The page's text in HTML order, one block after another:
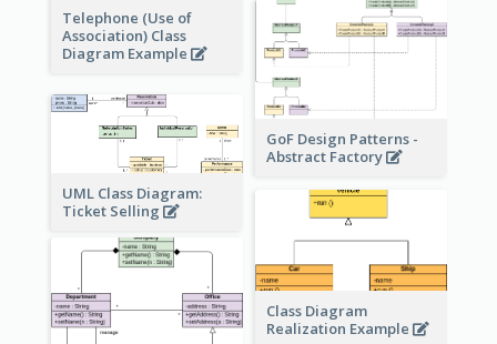
Telephone (Use of
Association) Class
Diagram Example
GoF Design Patterns -
Abstract Factory
UML Class Diagram:
Ticket Selling
Class Diagram
Realization Example